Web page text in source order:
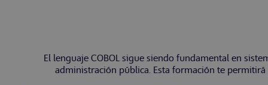
El lenguaje COBOL sigue siendo fundamental en
administración pública. Esta formación te